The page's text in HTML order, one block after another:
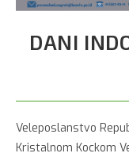
DANI
Veleposlanstvo
Kristalnom Kockom